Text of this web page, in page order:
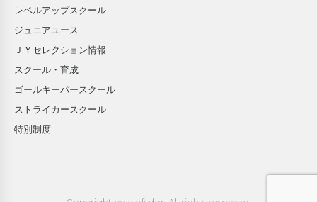
レベルアップスクール
ジュニアユース
ＪＹセレクション情報
スクール・育成
ゴールキーパースクール
ストライカースクール
特別制度